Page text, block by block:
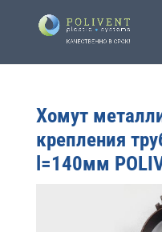
Хомут
крепления
l=140мм